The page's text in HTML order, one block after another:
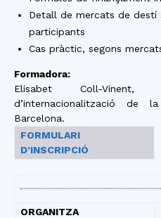
Detall de mercats de destí
participants
Cas pràctic, segons
Formadora:
Elisabet Coll-
d’internacionalització de
Barcelona.
FORMULARI
D’INSCRIPCIÓ
ORGANITZA